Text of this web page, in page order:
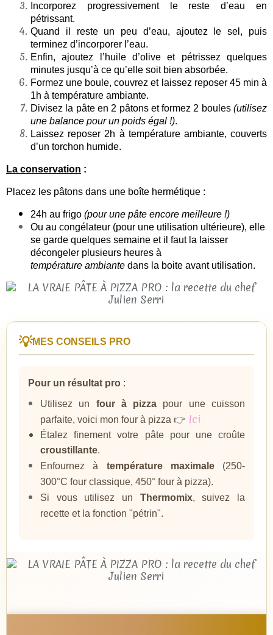
Incorporez progressivement le reste d’eau en
pétrissant.
Quand il reste un peu d’eau, ajoutez le sel, puis
terminez d’incorporer l’eau.
Enfin, ajoutez l’huile d’olive et pétrissez quelques
minutes jusqu’à ce qu’elle soit bien absorbée.
Formez une boule, couvrez et laissez reposer 45 min à
1h à température ambiante.
Divisez la pâte en 2 pâtons et formez 2 boules (utilisez
une balance pour un poids égal !).
Laissez reposer 2h à température ambiante, couverts
d’un torchon humide.
La conservation :
Placez les pâtons dans une boîte hermétique :
24h au frigo (pour une pâte encore meilleure !)
Ou au congélateur (pour une utilisation ultérieure), elle
se garde quelques semaine et il faut la laisser
décongeler plusieurs heures à
température ambiante dans la boite avant utilisation.
💡MES CONSEILS PRO
Pour un résultat pro :
Utilisez un four à pizza pour une cuisson
parfaite, voici mon four à pizza 👉 Ici
Étalez finement votre pâte pour une croûte
croustillante.
Enfournez à température maximale(250-
300°C four classique, 450° four à pizza).
Si vous utilisez un Thermomix, suivez la
recette et la fonction "pétrin".